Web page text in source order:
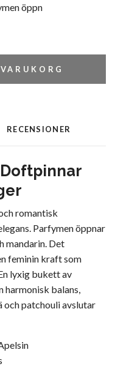
öppn
RECENSIONER
romantisk
Parfymen öppnar
mandarin. Det
feminin kraft som
lyxig bukett av
harmonisk balans,
och patchouli avslutar